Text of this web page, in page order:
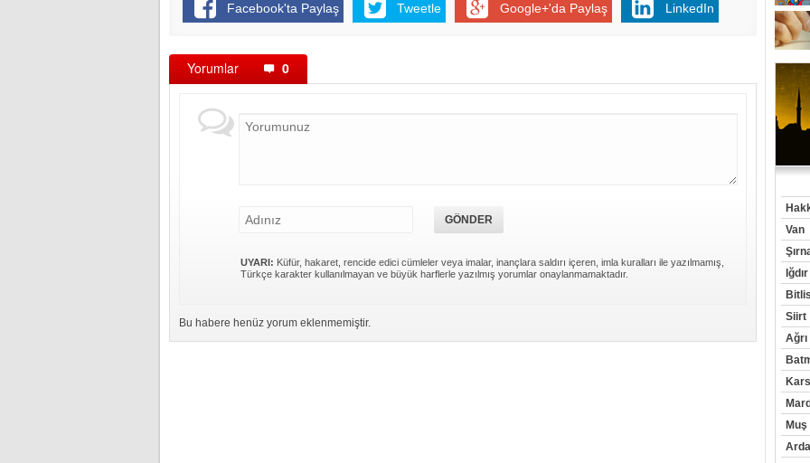
Facebook'ta Paylaş Tweetle Google+'da Paylaş LinkedIn
Yorumlar 0
UYARI: Küfür, hakaret, rencide edici cümleler veya imalar, inançlara saldırı içeren, imla kuralları ile yazılmamış,
Türkçe karakter kullanılmayan ve büyük harflerle yazılmış yorumlar onaylanmamaktadır.
Bu habere henüz yorum eklenmemiştir.
Van
Iğdır
Bitlis
Siirt
Ağrı
Kars
Muş